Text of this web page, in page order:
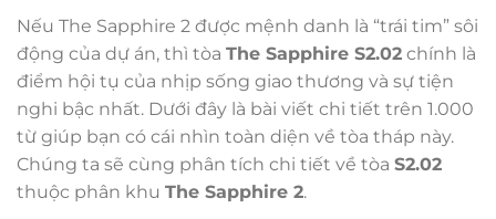
Nếu The Sapphire 2 được mệnh danh là “trái tim” sôi
động của dự án, thì tòa The Sapphire S2.02 chính là
điểm hội tụ của nhịp sống giao thương và sự tiện
nghi bậc nhất. Dưới đây là bài viết chi tiết trên 1.000
từ giúp bạn có cái nhìn toàn diện về tòa tháp này.
Chúng ta sẽ cùng phân tích chi tiết về tòa S2.02
thuộc phân khu The Sapphire 2.